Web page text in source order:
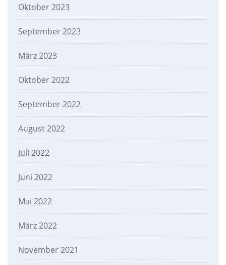
Oktober 2023
September 2023
März 2023
Oktober 2022
September 2022
August 2022
Juli 2022
Juni 2022
Mai 2022
März 2022
November 2021